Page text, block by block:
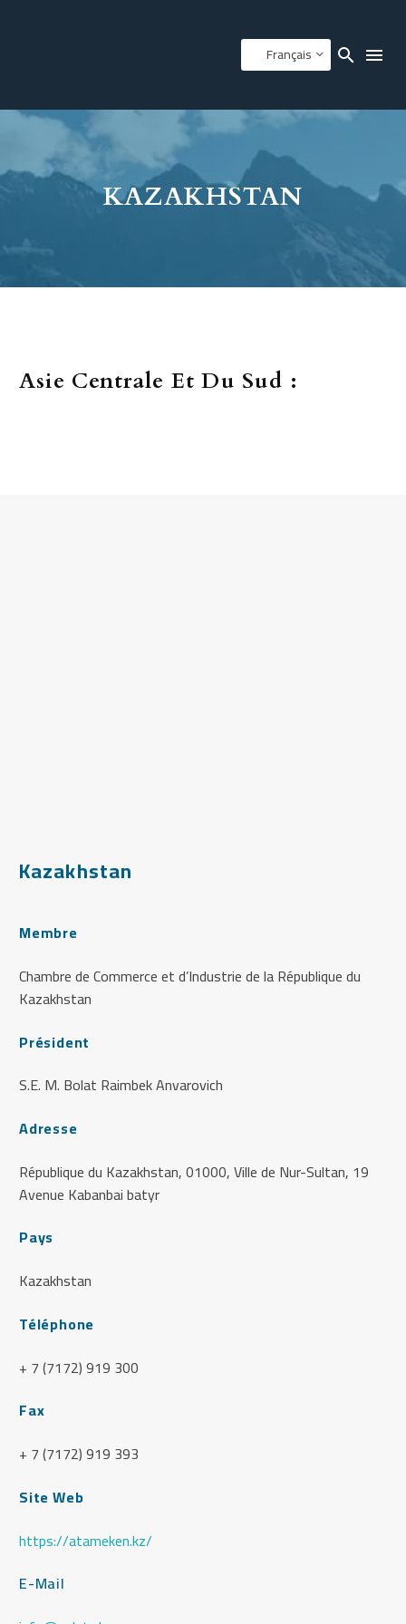
Français
KAZAKHSTAN
Asie Centrale Et Du Sud :
Kazakhstan
Membre
Chambre de Commerce et d’Industrie de la République du
Kazakhstan
Président
S.E. M. Bolat Raimbek Anvarovich
Adresse
République du Kazakhstan, 01000, Ville de Nur-Sultan, 19
Avenue Kabanbai batyr
Pays
Kazakhstan
Téléphone
+ 7 (7172) 919 300
Fax
+ 7 (7172) 919 393
Site Web
https://atameken.kz/
E-Mail